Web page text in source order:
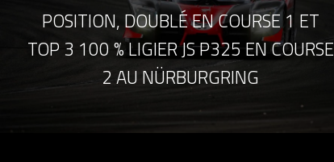
POSITION, DOUBLÉ EN COURSE 1 ET
TOP 3 100 % LIGIER JS P325 EN COURSE
2 AU NÜRBURGRING